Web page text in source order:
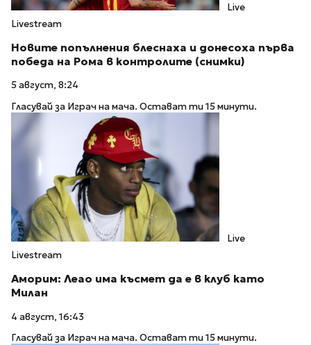
Live
Livestream
Новите попълнения блеснаха и донесоха първа
победа на Рома в контролите (снимки)
5 август, 8:24
Гласувай за Играч на мача. Остават ти 15 минути.
Live
Livestream
Аморим: Леао има късмет да е в клуб като
Милан
4 август, 16:43
Гласувай за Играч на мача. Остават ти 15 минути.